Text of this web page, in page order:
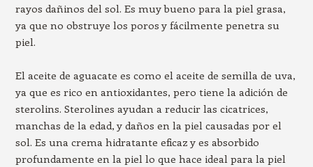
rayos dañinos del sol. Es muy bueno para la piel grasa,
ya que no obstruye los poros y fácilmente penetra su
piel.
El aceite de aguacate es como el aceite de semilla de uva,
ya que es rico en antioxidantes, pero tiene la adición de
sterolins. Sterolines ayudan a reducir las cicatrices,
manchas de la edad, y daños en la piel causadas por el
sol. Es una crema hidratante eficaz y es absorbido
profundamente en la piel lo que hace ideal para la piel